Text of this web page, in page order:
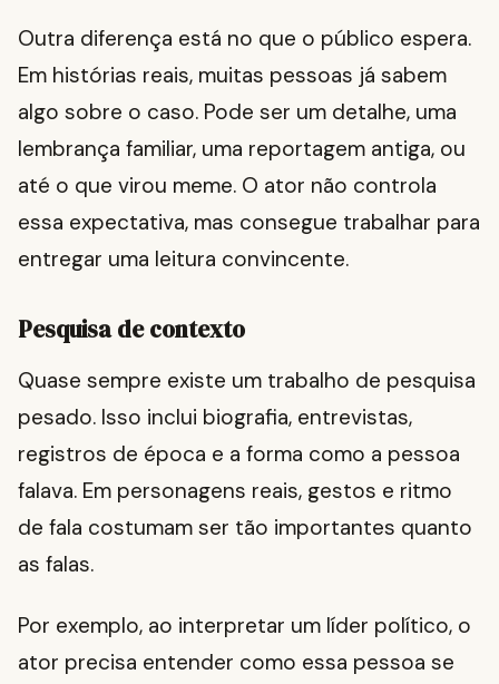
Outra diferença está no que o público espera.
Em histórias reais, muitas pessoas já sabem
algo sobre o caso. Pode ser um detalhe, uma
lembrança familiar, uma reportagem antiga, ou
até o que virou meme. O ator não controla
essa expectativa, mas consegue trabalhar para
entregar uma leitura convincente.
Pesquisa de contexto
Quase sempre existe um trabalho de pesquisa
pesado. Isso inclui biografia, entrevistas,
registros de época e a forma como a pessoa
falava. Em personagens reais, gestos e ritmo
de fala costumam ser tão importantes quanto
as falas.
Por exemplo, ao interpretar um líder político, o
ator precisa entender como essa pessoa se